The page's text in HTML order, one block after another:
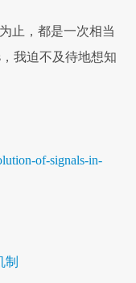
止，都是一次相当
我迫不及待地想知
of-signals-in-
制